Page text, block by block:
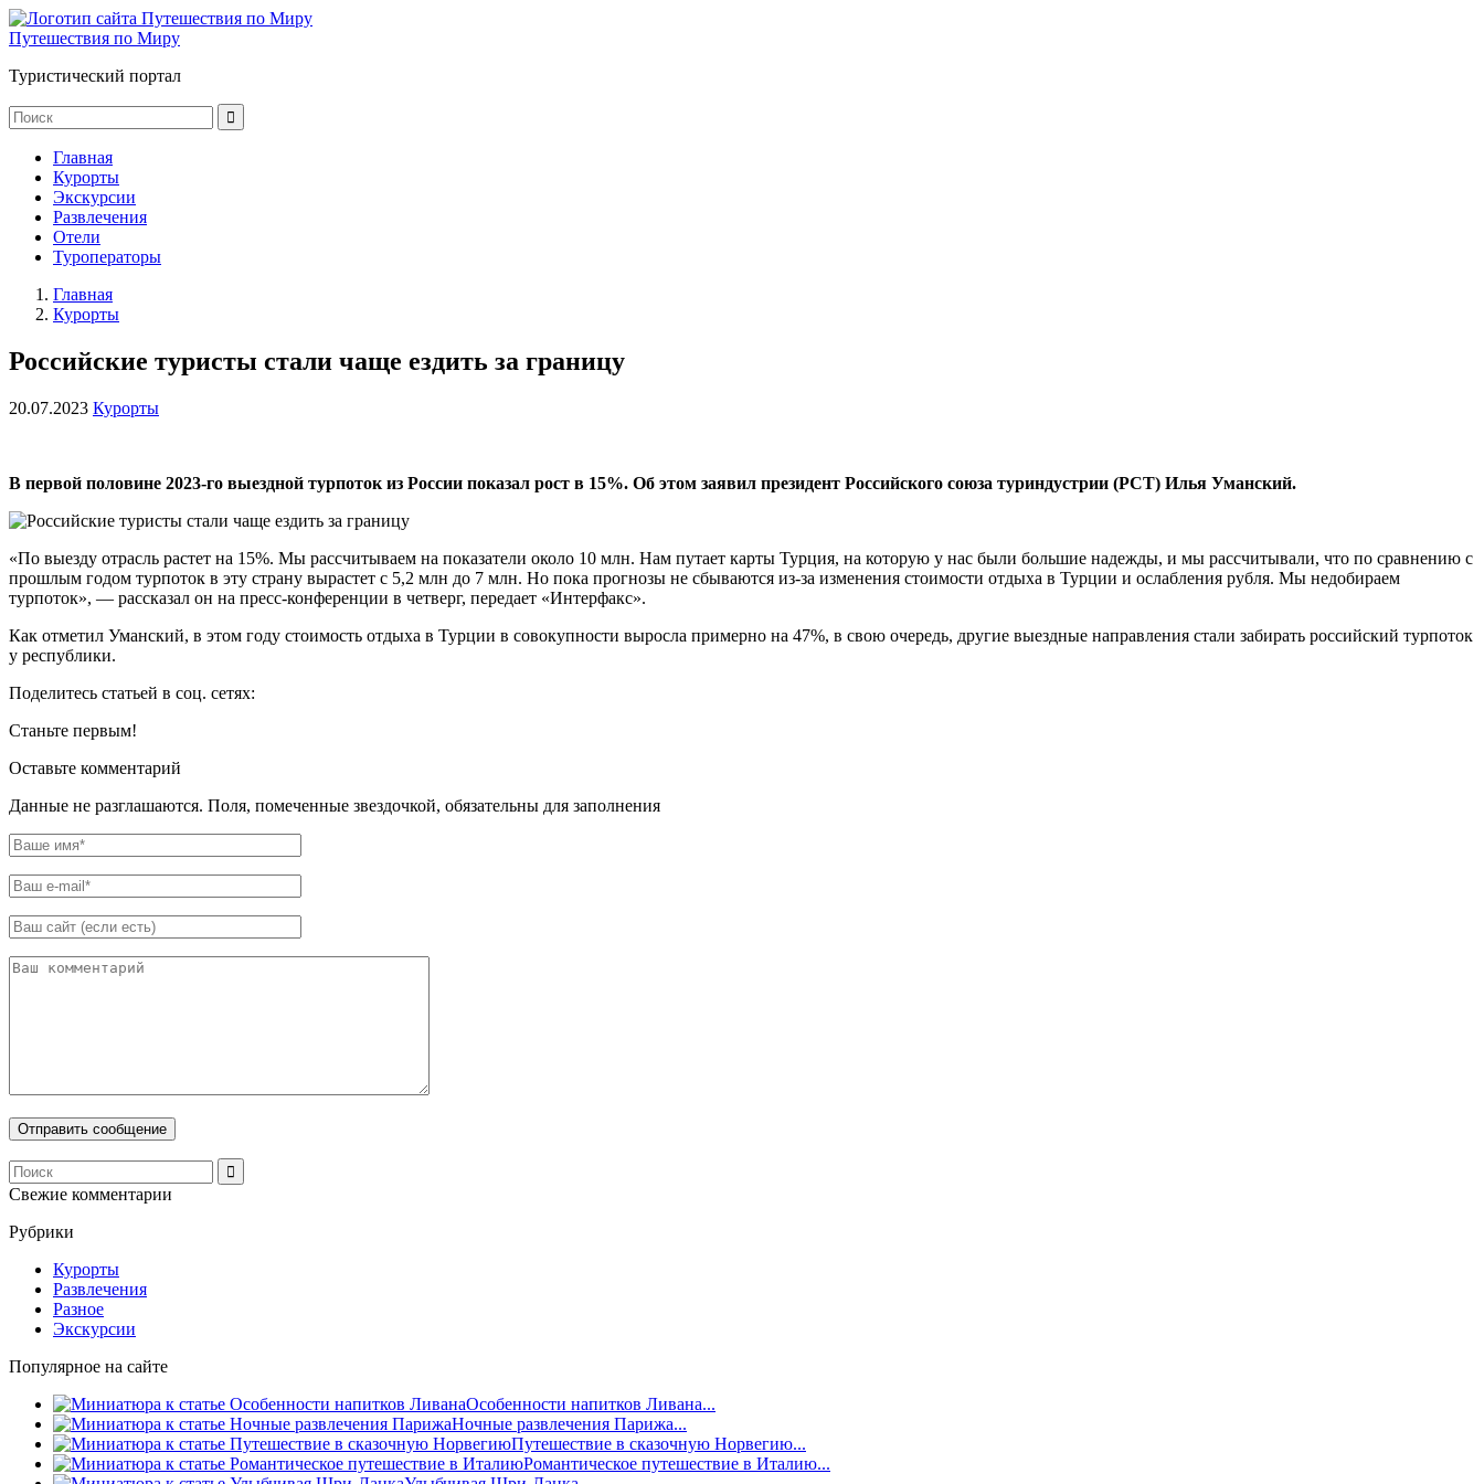
Путешествия по Миру
Туристический портал
Главная
Курорты
Экскурсии
Развлечения
Отели
Туроператоры
Главная
Курорты
Российские туристы стали чаще ездить за границу
20.07.2023 Курорты
В первой половине 2023-го выездной турпоток из России показал рост в 15%. Об этом заявил президент Российского союза туриндустрии (РСТ) Илья Уманский.
«По выезду отрасль растет на 15%. Мы рассчитываем на показатели около 10 млн. Нам путает карты Турция, на которую у нас были большие надежды, и мы рассчитывали, что по сравнению с
прошлым годом турпоток в эту страну вырастет с 5,2 млн до 7 млн. Но пока прогнозы не сбываются из-за изменения стоимости отдыха в Турции и ослабления рубля. Мы недобираем
турпоток», — рассказал он на пресс-конференции в четверг, передает «Интерфакс».
Как отметил Уманский, в этом году стоимость отдыха в Турции в совокупности выросла примерно на 47%, в свою очередь, другие выездные направления стали забирать российский турпоток
у республики.
Поделитесь статьей в соц. сетях:
Станьте первым!
Оставьте комментарий
Данные не разглашаются. Поля, помеченные звездочкой, обязательны для заполнения
Свежие комментарии
Рубрики
Курорты
Развлечения
Разное
Экскурсии
Популярное на сайте
Особенности напитков Ливана...
Ночные развлечения Парижа...
Путешествие в сказочную Норвегию...
Романтическое путешествие в Италию...